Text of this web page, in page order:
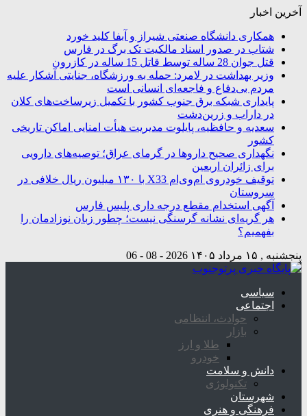
آخرین اخبار
همکاری دانشگاه صنعتی شیراز و آبفا کلید خورد
شتاب در صدور اسناد مالکیت تک برگ در فارس
قتل جوان 28 ساله توسط قاتل 15 ساله در کازرون
وزیر بهداشت در لامرد: حمله به ورزشگاه، جنایتی آشکار علیه
مردم بی‌دفاع و فاجعه‌ای انسانی است
پایداری شبکه برق جنوب کشور با تکمیل زیرساخت‌های کلان
در داراب و زرین‌دشت
سعدیه و حافظیه، پایلوت مدیریت هیأت امنایی اماکن تاریخی
کشور
نگهداری صحیح داروها در گرمای عراق؛ توصیه‌های دارویی
برای زائران اربعین
توقیف خودروی ام‌وی‌ام X33 با ۱۳۰ میلیون ریال خلافی در
سروستان
آگهی استخدام مقطع درجه داری پلیس فارس
هر گریه‌ای نشانه گرسنگی نیست؛ چطور زبان نوزادمان را
بفهمیم؟
پنجشنبه , ۱۵ مرداد ۱۴۰۵ 2026 - 08 - 06
سیاسی
اجتماعی
حوادث، انتظامی
بازار
طلا و ارز
خودرو
دانش و سلامت
تکنولوژی
شهرستان
فرهنگی و هنری